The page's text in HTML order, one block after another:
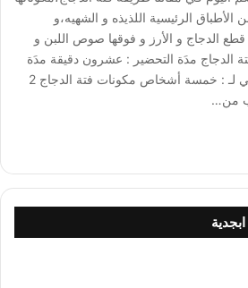
الرئيسية اللذيذه و الشهيه،و
الدجاج و الأرز و فوقها صوص اللبن و
فتة الدجاج مدَة التحضير : عشرون دقيقة مدَة
الطهي : عشرون دقيقة تكفي لـ : خمسة أشخاص مكونات فتة الدجاج 2
من…